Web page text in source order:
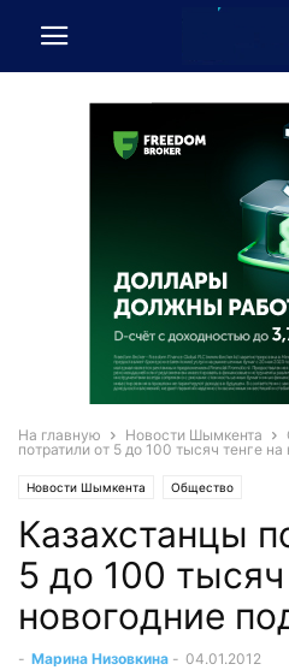
На главную Новости Шымкента
потратили от 5 до 100 тысяч тенге
Новости Шымкента Общество
Казахстанцы
5 до 100 тысяч
новогодние
- Марина Низовкина - 04.01.2012